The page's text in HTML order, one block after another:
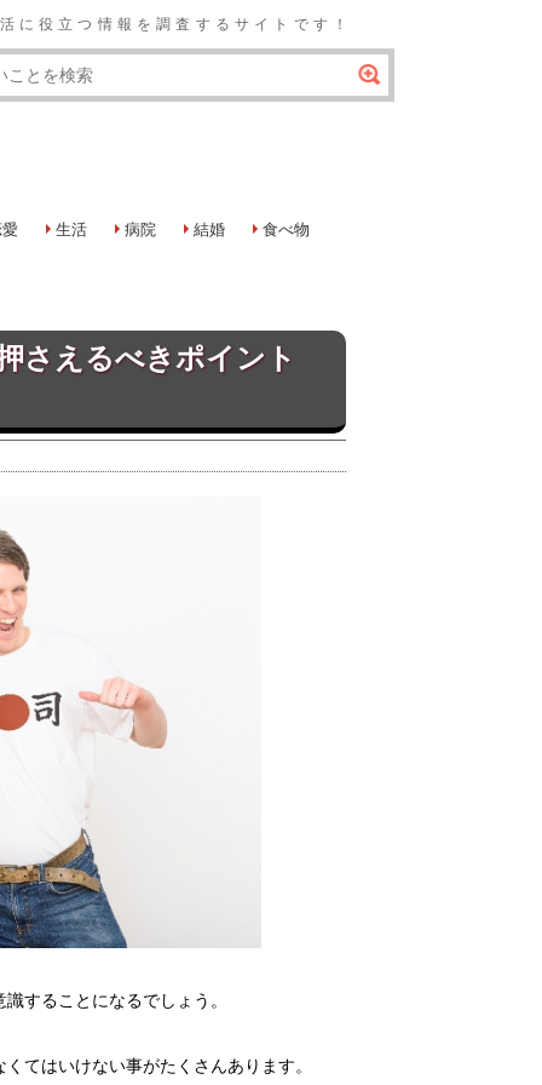
役立つ情報を調査するサイトです！
生活 病院 結婚 食べ物
さえるべきポイント
することになるでしょう。
てはいけない事がたくさんあります。